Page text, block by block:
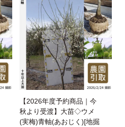
【2026年度予約商品｜今
秋より受渡】大苗◇ウメ
(実梅)青軸(あおじく)[地掘